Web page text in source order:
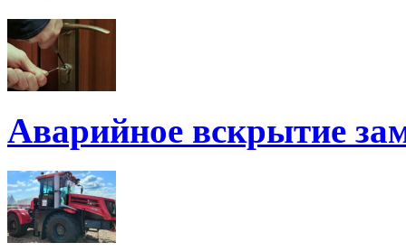
Аварийное вскрытие